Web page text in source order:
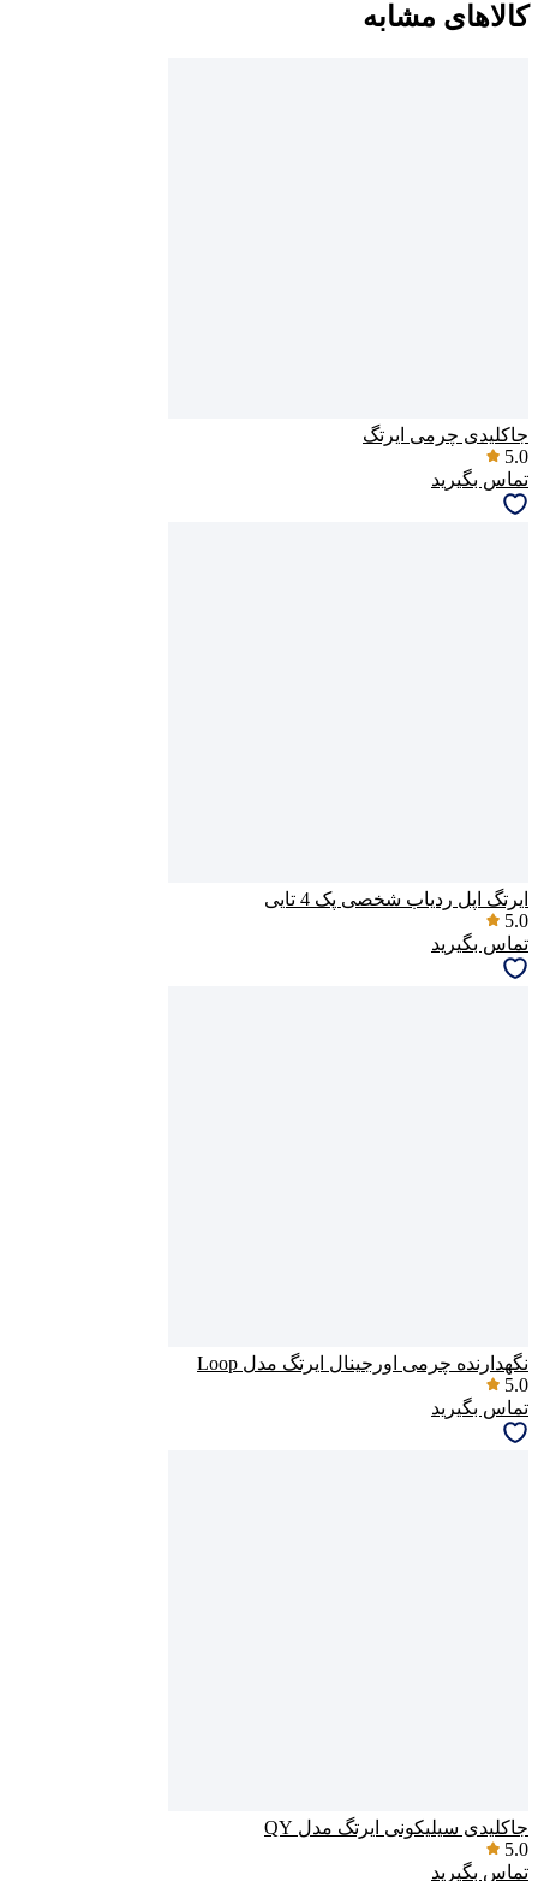
کالاهای مشابه
جاکلیدی چرمی ایرتگ
5.0
تماس بگیرید
ایرتگ اپل ردیاب شخصی پک 4 تایی
5.0
تماس بگیرید
نگهدارنده چرمی اورجینال ایرتگ مدل Loop
5.0
تماس بگیرید
جاکلیدی سیلیکونی ایرتگ مدل QY
5.0
تماس بگیرید